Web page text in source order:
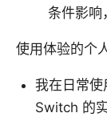
条件影响
使用体验的个
我在日常
Switch 的